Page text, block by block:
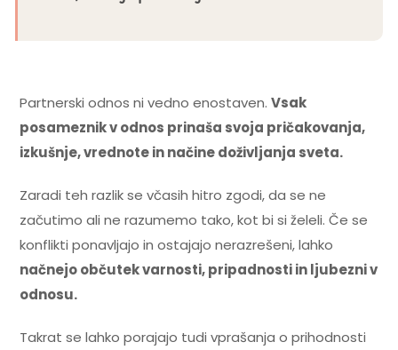
Partnerski odnos ni vedno enostaven.Vsak
posameznik v odnos prinaša svoja pričakovanja,
izkušnje, vrednote in načine doživljanja sveta.
Zaradi teh razlik se včasih hitro zgodi, da se ne
začutimo ali ne razumemo tako, kot bi si želeli. Če se
konflikti ponavljajo in ostajajo nerazrešeni, lahko
načnejo občutek varnosti, pripadnosti in ljubezni v
odnosu.
Takrat se lahko porajajo tudi vprašanja o prihodnosti